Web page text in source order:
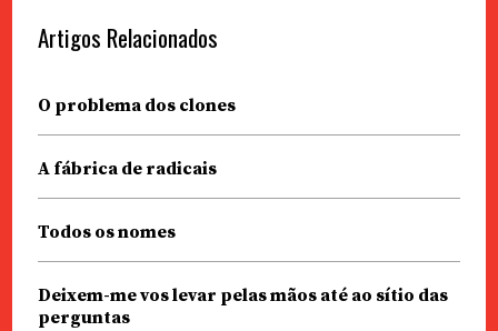
Artigos Relacionados
O problema dos clones
A fábrica de radicais
Todos os nomes
Deixem-me vos levar pelas mãos até ao sítio das
perguntas